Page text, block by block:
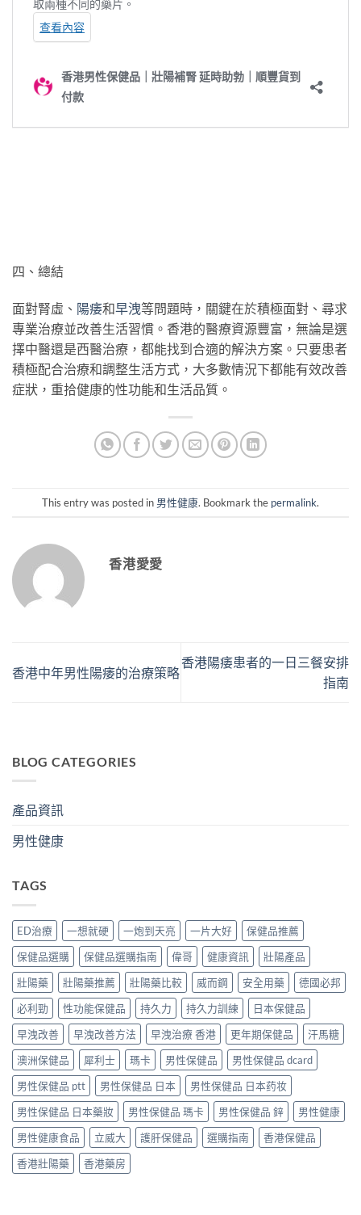
四、總結
面對腎虛、 陽痿和早洩等問題時，關鍵在於積極面對、尋求
專業治療並改善生活習慣。香港的醫療資源豐富，無論是選
擇中醫還是西醫治療，都能找到合適的解決方案。只要患者
積極配合治療和調整生活方式，大多數情況下都能有效改善
症狀，重拾健康的性功能和生活品質。
This entry was posted in 男性健康. Bookmark the permalink.
香港愛愛
香港中年男性陽痿的治療策略
香港陽痿患者的一日三餐安排
指南
BLOG CATEGORIES
產品資訊
男性健康
TAGS
ED治療 一想就硬 一炮到天亮 一片大好
保健品推薦
保健品選購
保健品選購指南 偉哥 健康資訊
壯陽產品
壯陽藥
壯陽藥推薦 壯陽藥比較 威而鋼 安全用藥
德國必邦
必利勁
性功能保健品 持久力 持久力訓練
日本保健品
早洩改善
早洩改善方法 早洩治療 香港 更年期保健品
汗馬糖
澳洲保健品
犀利士 瑪卡 男性保健品
男性保健品 dcard
男性保健品 ptt
男性保健品 日本
男性保健品 日本药妆
男性保健品 日本藥妝
男性保健品 瑪卡 男性保健品 鋅
男性健康
男性健康食品
立威大 護肝保健品 選購指南
香港保健品
香港壯陽藥
香港藥房